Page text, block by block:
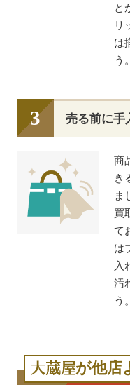
と
リ
は
う。
売る前に手
商
き
ま
買
て
は
入
汚
う。
が他店